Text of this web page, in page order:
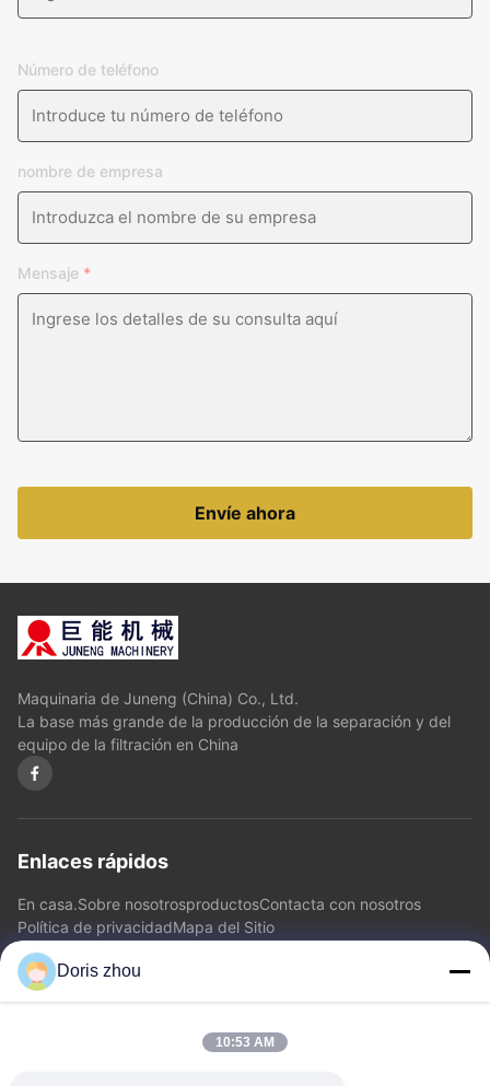
Número de teléfono
nombre de empresa
Mensaje *
Envíe ahora
Maquinaria de Juneng (China) Co., Ltd.
La base más grande de la producción de la separación y del
equipo de la filtración en China
Enlaces rápidos
En casa.Sobre nosotrosproductosContacta con nosotros
Política de privacidadMapa del Sitio
Contacta con nosotros
Dirección: Camino de Chaoyang, ciudad de Zhotie, ciudad
Doris zhou
10:53 AM